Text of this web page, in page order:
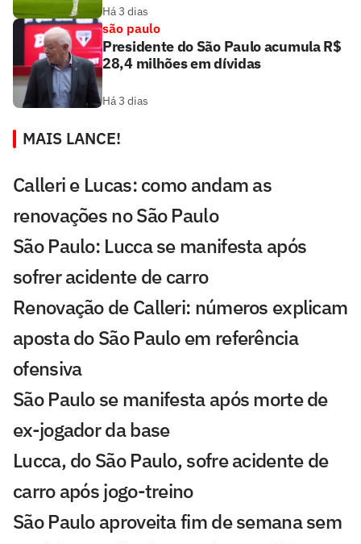
Há 3 dias
são paulo
Presidente do São Paulo acumula R$
28,4 milhões em dívidas
Há 3 dias
MAIS LANCE!
Calleri e Lucas: como andam as
renovações no São Paulo
São Paulo: Lucca se manifesta após
sofrer acidente de carro
Renovação de Calleri: números explicam
aposta do São Paulo em referência
ofensiva
São Paulo se manifesta após morte de
ex-jogador da base
Lucca, do São Paulo, sofre acidente de
carro após jogo-treino
São Paulo aproveita fim de semana sem